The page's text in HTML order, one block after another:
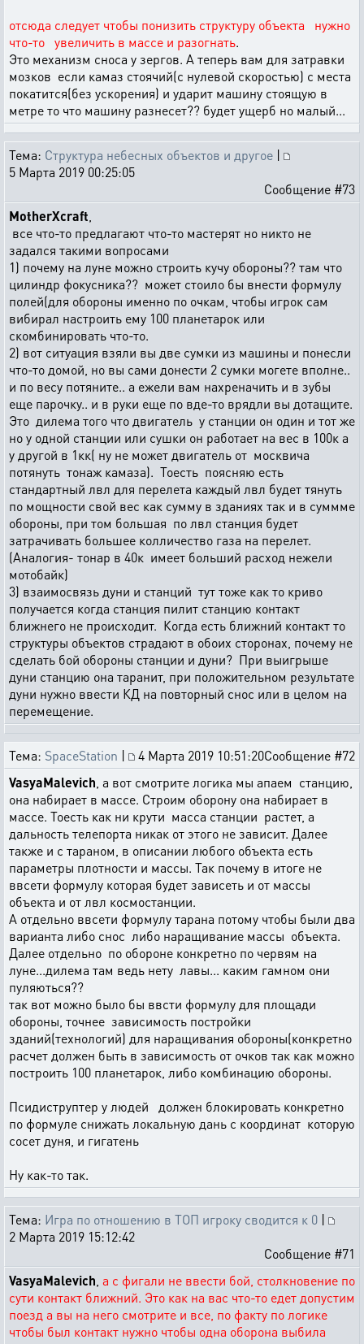
отсюда следует чтобы понизить структуру объекта нужно
что-то увеличить в массе и разогнать.
Это механизм сноса у зергов. А теперь вам для затравки
мозков если камаз стоячий(с нулевой скоростью) с места
покатится(без ускорения) и ударит машину стоящую в
метре то что машину разнесет?? будет ущерб но малый...
Тема: Структура небесных объектов и другое |
5 Марта 2019 00:25:05
Сообщение #73
MotherXcraft
все что-то предлагают что-то мастерят но никто не
задался такими вопросами
1) почему на луне можно строить кучу обороны?? там что
цилиндр фокусника?? может стоило бы внести формулу
полей(для обороны именно по очкам, чтобы игрок сам
вибирал настроить ему 100 планетарок или
скомбинировать что-то.
2) вот ситуация взяли вы две сумки из машины и понесли
что-то домой, но вы сами донести 2 сумки могете вполне..
и по весу потяните.. а ежели вам нахреначить и в зубы
еще парочку.. и в руки еще по вде-то врядли вы дотащите.
Это дилема того что двигатель у станции он один и тот же
но у одной станции или сушки он работает на вес в 100к а
у другой в 1кк( ну не может двигатель от москвича
потянуть тонаж камаза). Тоесть поясняю есть
стандартный лвл для перелета каждый лвл будет тянуть
по мощности свой вес как сумму в зданиях так и в суммме
обороны, при том большая по лвл станция будет
затрачивать большее колличество газа на перелет.
(Аналогия- тонар в 40к имеет больший расход нежели
мотобайк)
3) взаимосвязь дуни и станций тут тоже как то криво
получается когда станция пилит станцию контакт
ближнего не происходит. Когда есть ближний контакт то
структуры объектов страдают в обоих сторонах, почему не
сделать бой обороны станции и дуни? При выигрыше
дуни станцию она таранит, при положительном результате
дуни нужно ввести КД на повторный снос или в целом на
перемещение.
Тема: SpaceStation | 4 Марта 2019 10:51:20Сообщение #72
VasyaMalevich , а вот смотрите логика мы апаем станцию,
она набирает в массе. Строим оборону она набирает в
массе. Тоесть как ни крути масса станции растет, а
дальность телепорта никак от этого не зависит. Далее
также и с тараном, в описании любого объекта есть
параметры плотности и массы. Так почему в итоге не
ввсети формулу которая будет зависеть и от массы
объекта и от лвл космостанции.
А отдельно ввсети формулу тарана потому чтобы были два
варианта либо снос либо наращивание массы объекта.
Далее отдельно по обороне конкретно по червям на
луне...дилема там ведь нету лавы... каким гамном они
пуляються??
так вот можно было бы ввсти формулу для площади
обороны, точнее зависимость постройки
зданий(технологий) для наращивания обороны(конкретно
расчет должен быть в зависимость от очков так как можно
построить 100 планетарок, либо комбинацию обороны.
Псидиструптер у людей должен блокировать конкретно
по формуле снижать локальную дань с координат которую
сосет дуня, и гигатень
Ну как-то так.
Тема: Игра по отношению в ТОП игроку сводится к 0 |
2 Марта 2019 15:12:42
Сообщение #71
VasyaMalevich а с фигали не ввести бой, столкновение по
сути контакт ближний. Это как на вас что-то едет допустим
поезд а вы на него смотрите и все, по факту по логике
чтобы был контакт нужно чтобы одна оборона выбила